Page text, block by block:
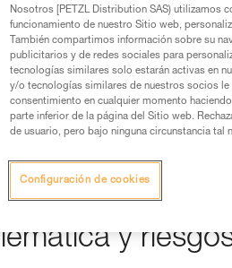
de los productos utilizados
la información de la ficha
una formación y un
para ejecutar estas técnicas,
con su actividad.
y
Nosotros [PETZL Distribution SAS) utilizamos
funcionamiento de nuestro Sitio web,
También compartimos información sobre su
publicitarios y de redes sociales para
tecnologías similares solo estarán activas en
y/o tecnologías similares de nuestros socios le
consentimiento en cualquier momento
parte inferior de la página del Sitio web.
de usuario, pero bajo ninguna circunstancia tal
Configuración de cookies